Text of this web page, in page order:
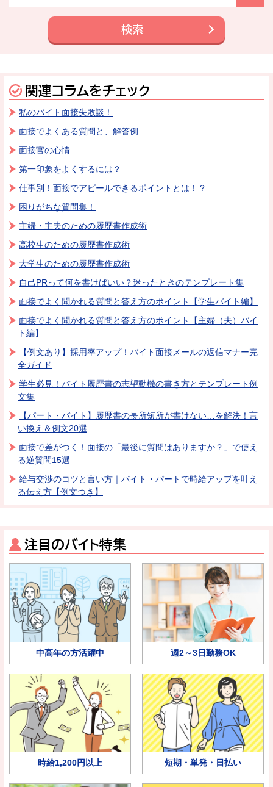
検索
関連コラムをチェック
私のバイト面接失敗談！
面接でよくある質問と、解答例
面接官の心情
第一印象をよくするには？
仕事別！面接でアピールできるポイントとは！？
困りがちな質問集！
主婦・主夫のための履歴書作成術
高校生のための履歴書作成術
大学生のための履歴書作成術
自己PRって何を書けばいい？迷ったときのテンプレート集
面接でよく聞かれる質問と答え方のポイント【学生バイト編】
面接でよく聞かれる質問と答え方のポイント【主婦（夫）バイ
ト編】
【例文あり】採用率アップ！バイト面接メールの返信マナー完
全ガイド
学生必見！バイト履歴書の志望動機の書き方とテンプレート例
文集
【パート・バイト】履歴書の長所短所が書けない…を解決！言
い換え＆例文20選
面接で差がつく！面接の「最後に質問はありますか？」で使え
る逆質問15選
給与交渉のコツと言い方｜バイト・パートで時給アップを叶え
る伝え方【例文つき】
注目のバイト特集
中高年の方活躍中 週2～3日勤務OK
時給1,200円以上 短期・単発・日払い